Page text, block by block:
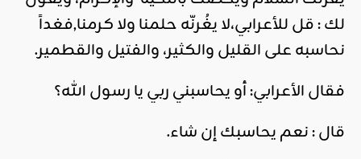
لك : قل للأعرابي،لا يغُرنّه حلمنا ولا كرمنا,فغداً
نحاسبه على القليل والكثير، والفتيل والقطمير.
فقال الأعرابي: أو يحاسبني ربي يا رسول الله؟
قال : نعم يحاسبك إن شاء.